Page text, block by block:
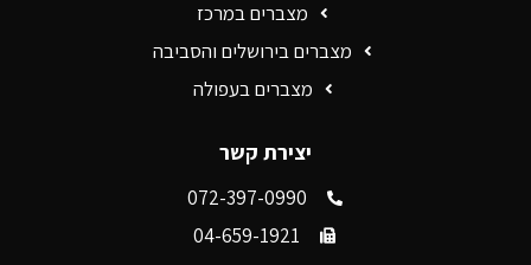
מצברים במרכז
מצברים בירושלים והסביבה
מצברים בעפולה
יצירת קשר
072-397-0990
04-659-1921